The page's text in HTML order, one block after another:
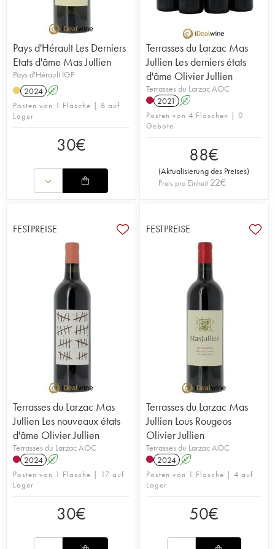
Pays d'Hérault Les Derniers
Etats d'âme Mas Jullien
Pays d'Hérault IGP
2024 A
Posten von 1 Flasche | 8 auf
Lager
30€
Terrasses du Larzac Mas
Jullien Les derniers états
d'âme Olivier Jullien
Terrasses du Larzac AOC
2021 A
Posten von 4 Flaschen | 0
Gebote
88€
(Aktualisierung des Preises)
Preis pro Einheit 22€
FESTPREISE
Terrasses du Larzac Mas
Jullien Les nouveaux états
d'âme Olivier Jullien
Terrasses du Larzac AOC
2024 A
Posten von 1 Flasche | 17 auf
Lager
30€
FESTPREISE
Terrasses du Larzac Mas
Jullien Lous Rougeos
Olivier Jullien
Terrasses du Larzac AOC
2024 A
Posten von 1 Flasche | 4 auf
Lager
50€